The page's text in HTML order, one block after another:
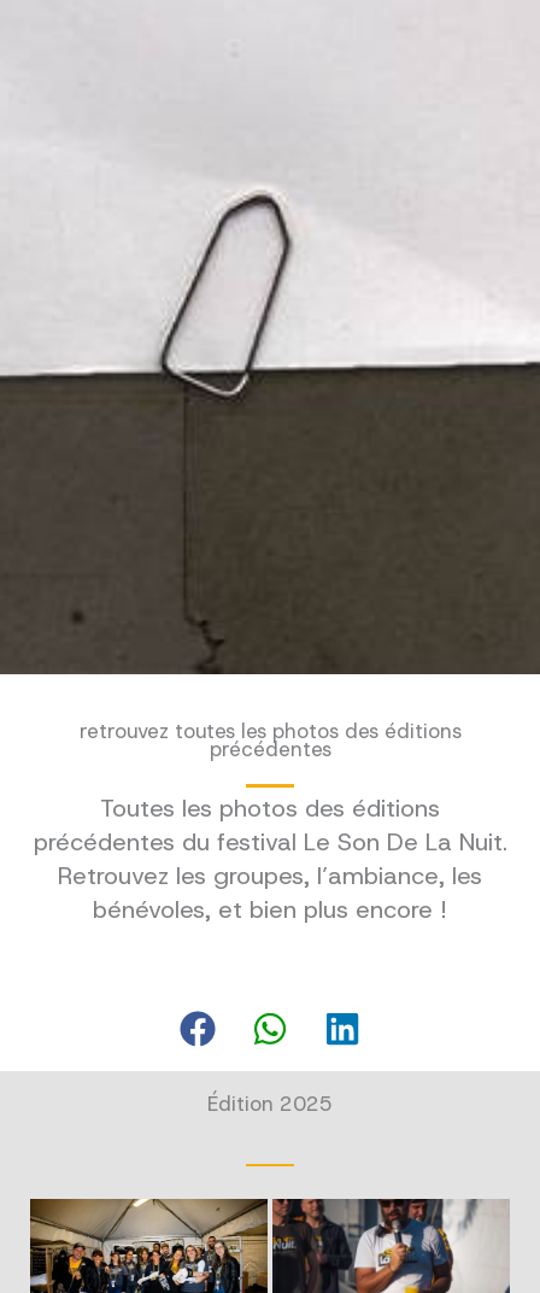
retrouvez toutes les photos des éditions
précédentes
Toutes les photos des éditions
précédentes du festival Le Son De La Nuit.
Retrouvez les groupes, l’ambiance, les
bénévoles, et bien plus encore !
Édition 2025